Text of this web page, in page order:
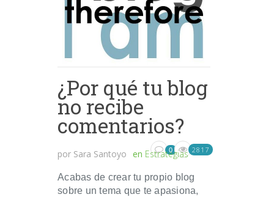
¿Por qué tu blog
no recibe
comentarios?
por Sara Santoyo en Estrategias
0 2817
Acabas de crear tu propio blog
sobre un tema que te apasiona,